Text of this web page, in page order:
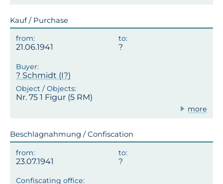
Kauf / Purchase
21.06.1941
? Schmidt (I?)
Nr. 75 1 Figur (5 RM)
more
Beschlagnahmung / Confiscation
23.07.1941